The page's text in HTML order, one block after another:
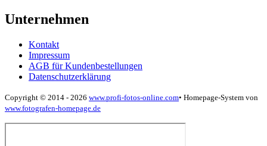
Unternehmen
Kontakt
Impressum
AGB für Kundenbestellungen
Datenschutzerklärung
Copyright © 2014 - 2026 www.profi-fotos-online.com• Homepage-System von
www.fotografen-homepage.de